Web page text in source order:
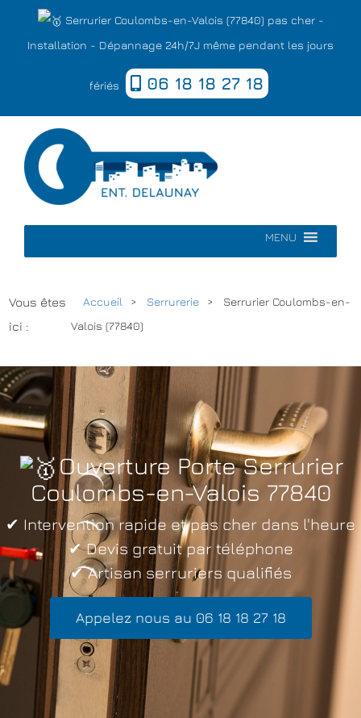
Serrurier Coulombs-en-Valois (77840) pas cher -
Installation - Dépannage 24h/7J même pendant les jours
fériés 06 18 18 27 18
MENU
Vous êtes
ici :
Accueil Serrurerie
Serrurier Coulombs-en-
Valois (77840)
Ouverture Porte Serrurier
Coulombs-en-Valois 77840
✔ Intervention rapide et pas cher dans l'heure
✔ Devis gratuit par téléphone
✔ Artisan serruriers qualifiés
Appelez nous au 06 18 18 27 18